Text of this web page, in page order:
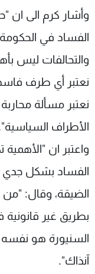
الفساد في
والتحالفات ليس
نعتبر أي طرف
نعتبر مسألة
الأطراف
واعتبر ان
الفساد بشكل جدي
الضيقة، وقال:
بطريق غير قانونية
السنيورة هو
آنذاك".